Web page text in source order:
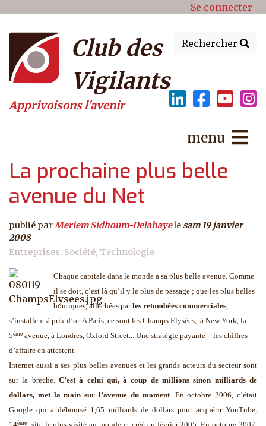
Menu du compte de Se connecter
Rechercher
Club des
Vigilants
Apprivoisons l'avenir
menu
La prochaine plus belle
avenue du Net
publié parMeriem Sidhoum-Delahayele sam 19 janvier
2008
Entreprises Société Technologie
Chaque capitale dans le monde a sa plus belle avenue. Comme
il se doit, c’est là qu’il y le plus de passage ; que les plus belles
boutiques, alléchées parles retombées commerciales,
s’installent à prix d’or. A Paris, ce sont les Champs Elysées, à New York, la
5ème avenue, à Londres, Oxford Street... Une stratégie payante – les chiffres
d’affaire en attestent.
Internet aussi a ses plus belles avenues et les grands acteurs du secteur sont
sur la brèche. C’est à celui qui, à coup de millions sinon milliards de
dollars, met la main sur l’avenue du moment. En octobre 2006, c’était
Google qui a déboursé 1,65 milliards de dollars pour acquérir YouTube,
ème